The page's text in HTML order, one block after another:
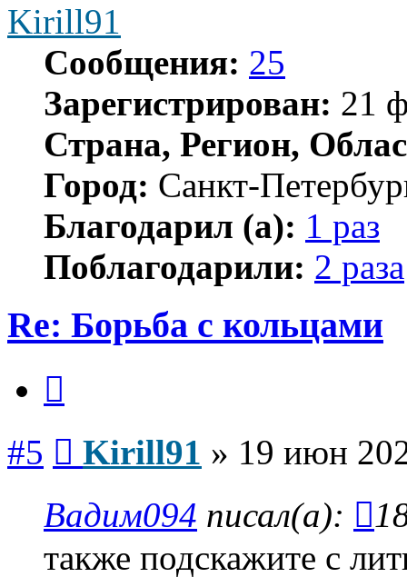
Kirill91
Сообщения: 25
Зарегистрирован: 21
Страна, Регион,
Город: Санкт-
Благодарил (а): 1 раз
Поблагодарили: 2 раза
Re: Борьба с кольцами
#5 Kirill91 » 19 июн
Вадим094 писал(а):
также подскажите с